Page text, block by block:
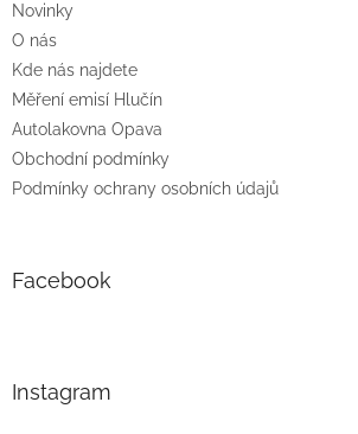
Novinky
O nás
Kde nás najdete
Měření emisí Hlučín
Autolakovna Opava
Obchodní podmínky
Podmínky ochrany osobních údajů
Facebook
Instagram